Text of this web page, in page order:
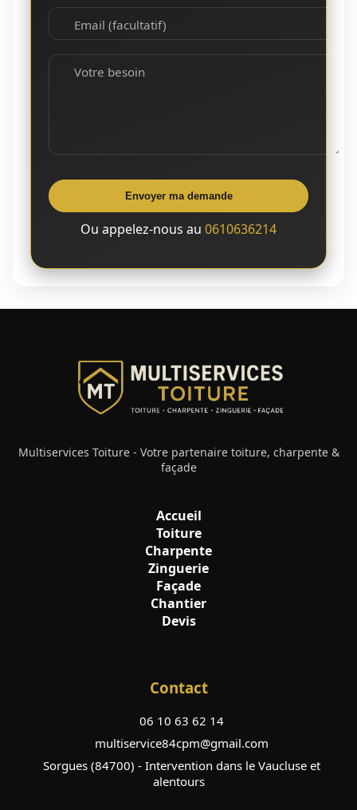
Email (facultatif)
Votre besoin
Envoyer ma demande
Ou appelez-nous au 0610636214
Multiservices Toiture - Votre partenaire toiture, charpente &
façade
Accueil
Toiture
Charpente
Zinguerie
Façade
Chantier
Devis
Contact
06 10 63 62 14
multiservice84cpm@gmail.com
Sorgues (84700) - Intervention dans le Vaucluse et
alentours